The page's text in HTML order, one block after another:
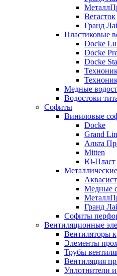
Вегасток
Гранд
Пластиковые
Docke
Docke
Docke
Медные
Водостоки
Софиты
Виниловые
Docke
Grand
Альта
Mitten
Ю-Пласт
Медные
Гранд
Софиты
Вентиляционные
Вентиляторы
Элементы
Трубы
Вентиляция
Уплотнители